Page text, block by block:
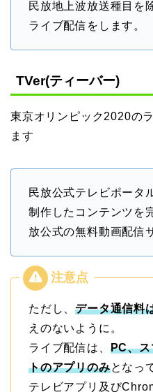
民放地上波放送種目を
ライブ配信をします。
TVer(ティーバー)
東京オリンピック2020の
ます
民放公式テレビポータ
制作したコンテンツを
放公式の無料動画配信
ただし、データ通信料
えのないように。
ライブ配信は、 PC、ス
トのアプリのみとなっ
テレビアプリ及び